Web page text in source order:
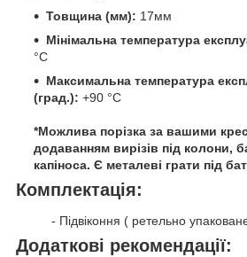
Товщина (мм): 17мм
Мінімальна температура
°С
Максимальна температура
(град.): +90 °С
*Можлива порізка за вашими
додаванням вирізів під колони,
капіноса. Є металеві грати під
Комплектація:
- Підвіконня ( ретельно
Додаткові рекомендації: